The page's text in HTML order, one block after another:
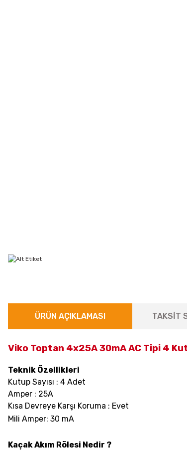
ÜRÜN AÇIKLAMASI TAKSİT
Viko Toptan 4x25A 30mA AC Tipi 4
Teknik Özellikleri
Kutup Sayısı : 4 Adet
Amper : 25A
Kısa Devreye Karşı Koruma : Evet
Mili Amper: 30 mA
Kaçak Akım Rölesi Nedir ?